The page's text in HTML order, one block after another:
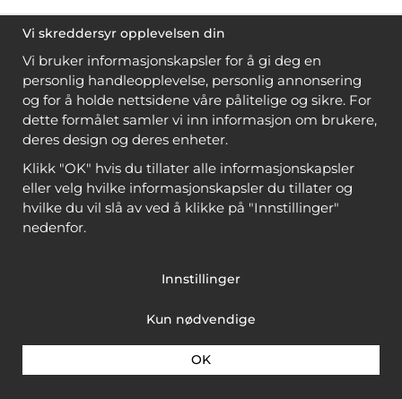
Vi skreddersyr opplevelsen din
Vi bruker informasjonskapsler for å gi deg en
personlig handleopplevelse, personlig annonsering
og for å holde nettsidene våre pålitelige og sikre. For
dette formålet samler vi inn informasjon om brukere,
deres design og deres enheter.
Klikk "OK" hvis du tillater alle informasjonskapsler
eller velg hvilke informasjonskapsler du tillater og
hvilke du vil slå av ved å klikke på "Innstillinger"
nedenfor.
Innstillinger
Kun nødvendige
OK